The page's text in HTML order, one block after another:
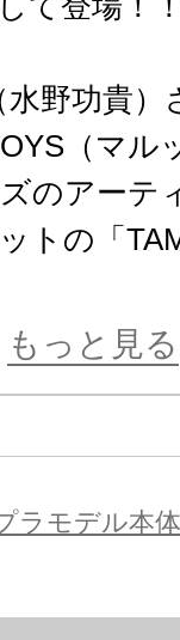
野功貴
（マル
のアーテ
トの「
テナンス
された「
ションを
もっと見る
ラモデル本体